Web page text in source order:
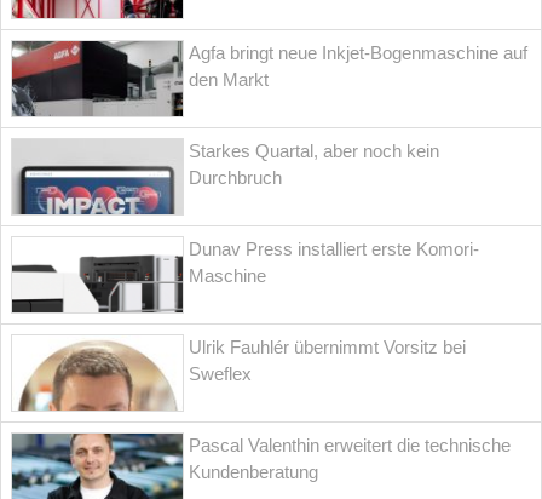
Agfa bringt neue Inkjet-Bogenmaschine auf
den Markt
Starkes Quartal, aber noch kein
Durchbruch
Dunav Press installiert erste Komori-
Maschine
Ulrik Fauhlér übernimmt Vorsitz bei
Sweflex
Pascal Valenthin erweitert die technische
Kundenberatung